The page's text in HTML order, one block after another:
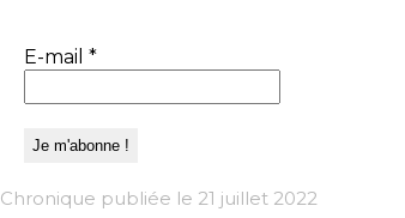
E-mail *
Chronique publiée le 21 juillet 2022